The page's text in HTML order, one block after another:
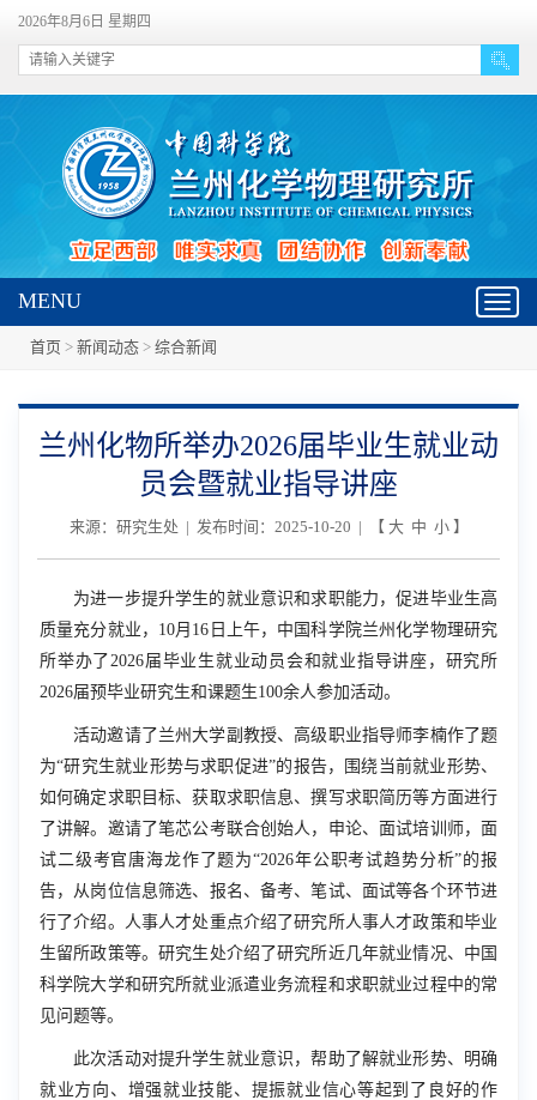
2026年8月6日 星期四
MENU
首页 > 新闻动态 > 综合新闻
兰州化物所举办2026届毕业生就业动
员会暨就业指导讲座
来源：研究生处 | 发布时间：2025-10-20 | 【 大 中 小】
为进一步提升学生的就业意识和求职能力，促进毕业生高
质量充分就业， 10月 16 日上午，中国科学院兰州化学物理研究
所举办了2026届毕业生就业动员会和就业指导讲座，研究所
2026届预毕业研究生和课题生100余人参加活动。
活动邀请了兰州大学副教授、高级职业指导师李楠作了题
为“研究生就业形势与求职促进”的报告，围绕当前就业形势、
如何确定求职目标、获取求职信息、撰写求职简历等方面进行
了讲解。邀请了笔芯公考联合创始人，申论、面试培训师，面
试二级考官唐海龙作了题为“2026年公职考试趋势分析”的报
告，从岗位信息筛选、报名、备考、笔试、面试等各个环节进
行了介绍。人事人才处重点介绍了研究所人事人才政策和毕业
生留所政策等。研究生处介绍了研究所近几年就业情况、中国
科学院大学和研究所就业派遣业务流程和求职就业过程中的常
见问题等。
此次活动对提升学生就业意识，帮助了解就业形势、明确
就业方向、增强就业技能、提振就业信心等起到了良好的作